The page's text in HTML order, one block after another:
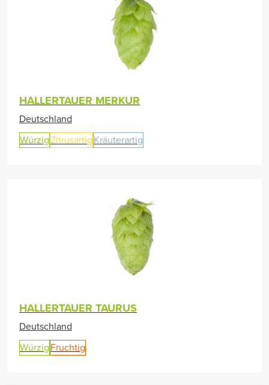
HALLERTAUER MERKUR
Deutschland
WürzigZitrusartig Kräuterartig
HALLERTAUER TAURUS
Deutschland
Würzig Fruchtig